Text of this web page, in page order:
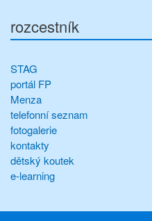
rozcestník
STAG
portál FP
Menza
telefonní seznam
fotogalerie
kontakty
dětský koutek
e-learning